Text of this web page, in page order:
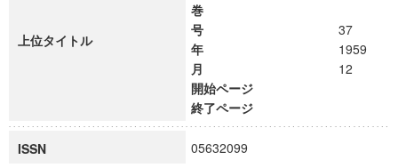
上位タイトル
巻
号
37
年
1959
月
12
開始ページ
終了ページ
ISSN 05632099